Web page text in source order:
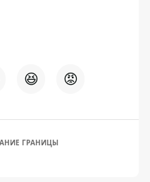
😆 😡
ГРАНИЦЫ